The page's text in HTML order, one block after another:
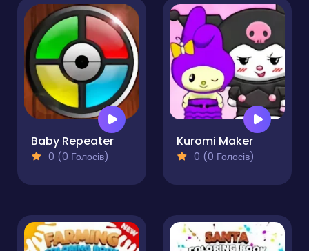
Baby Repeater
0 (0 Голосів)
Kuromi Maker
0 (0 Голосів)